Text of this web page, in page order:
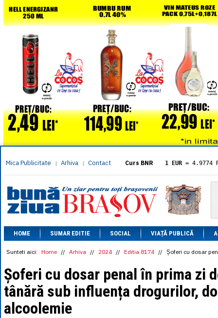
Mica Publicitate | Arhiva | Contact Curs BNR 1 EUR = 4.9774
= 5.8304
1 XAU= 464.4611
1 AED= 1.1933
1 AUD= 2.7957
1 BGN= 2.5449
1 CAD= 3.1559
1 CHF= 5.2813
1 CNY = 0.6015
1 DKK
= 0.6668
1 EGP
= 0.0860
1 HUF= 1.2223
1 INR
= 0.0513
HOME SUMAR EDITIE SOCIAL VIAȚĂ PUBLICĂ
Sunteti aici: Home // Arhiva // 2024 // Editia 8174 // Șoferi cu dosar
Șoferi cu dosar penal în prima zi
tânără sub influența drogurilor,
alcoolemie